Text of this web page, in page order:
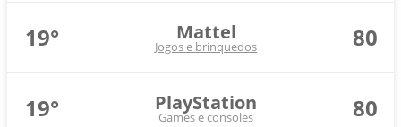
19° Mattel
Jogos e brinquedos 80
19° PlayStation
Games e consoles 80